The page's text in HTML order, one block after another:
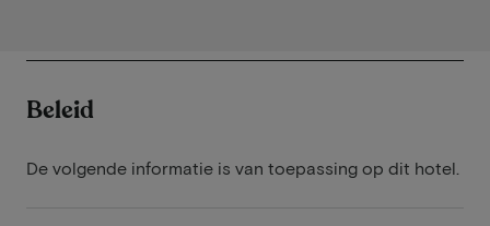
Beleid
De volgende informatie is van toepassing op dit hotel.